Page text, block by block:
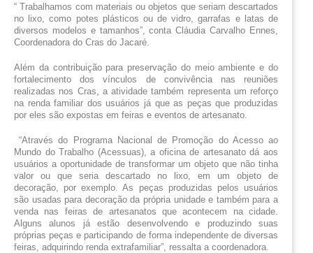
“ Trabalhamos com materiais ou objetos que seriam descartados
no lixo, como potes plásticos ou de vidro, garrafas e latas de
diversos modelos e tamanhos”, conta Cláudia Carvalho Ennes,
Coordenadora do Cras do Jacaré.
Além da contribuição para preservação do meio ambiente e do
fortalecimento dos vínculos de convivência nas reuniões
realizadas nos Cras, a atividade também representa um reforço
na renda familiar dos usuários já que as peças que produzidas
por eles são expostas em feiras e eventos de artesanato.
“Através do Programa Nacional de Promoção do Acesso ao
Mundo do Trabalho (Acessuas), a oficina de artesanato dá aos
usuários a oportunidade de transformar um objeto que não tinha
valor ou que seria descartado no lixo, em um objeto de
decoração, por exemplo. As peças produzidas pelos usuários
são usadas para decoração da própria unidade e também para a
venda nas feiras de artesanatos que acontecem na cidade.
Alguns alunos já estão desenvolvendo e produzindo suas
próprias peças e participando de forma independente de diversas
feiras, adquirindo renda extrafamiliar”, ressalta a coordenadora.